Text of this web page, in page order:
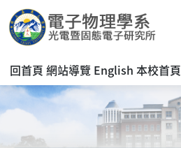
回首頁 網站導覽 English 本校首頁